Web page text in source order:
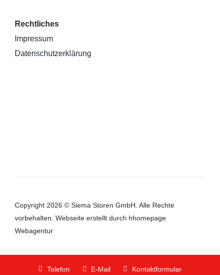
Rechtliches
Impressum
Datenschutzerklärung
Copyright 2026 © Siema Storen GmbH. Alle Rechte
vorbehalten. Webseiteerstellt durch hhomepage
Webagentur
Telefon E-Mail Kontaktformular